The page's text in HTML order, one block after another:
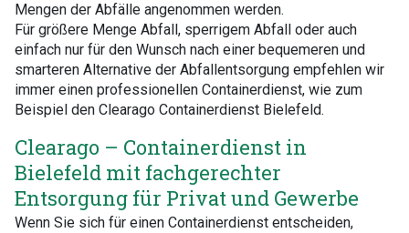
Mengen der Abfälle angenommen werden.
Für größere Menge Abfall, sperrigem Abfall oder auch
einfach nur für den Wunsch nach einer bequemeren und
smarteren Alternative der Abfallentsorgung empfehlen wir
immer einen professionellen Containerdienst, wie zum
Beispiel den Clearago Containerdienst Bielefeld.
Clearago – Containerdienst in
Bielefeld mit fachgerechter
Entsorgung für Privat und Gewerbe
Wenn Sie sich für einen Containerdienst entscheiden,